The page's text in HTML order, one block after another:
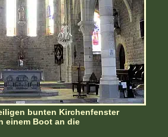
bunten Kirchenfenster
einem Boot an die